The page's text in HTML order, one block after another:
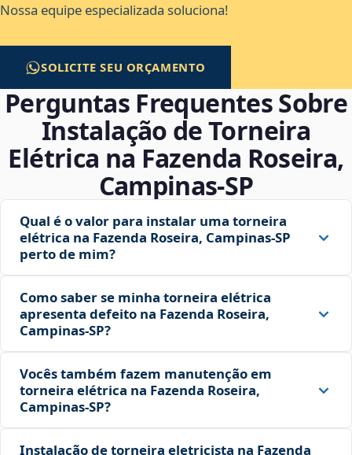
Nossa equipe especializada soluciona!
SOLICITE SEU ORÇAMENTO
Perguntas Frequentes Sobre
Instalação de Torneira
Elétrica na Fazenda Roseira,
Campinas‑SP
Qual é o valor para instalar uma torneira
elétrica na Fazenda Roseira, Campinas‑SP
perto de mim?
Como saber se minha torneira elétrica
apresenta defeito na Fazenda Roseira,
Campinas‑SP?
Vocês também fazem manutenção em
torneira elétrica na Fazenda Roseira,
Campinas‑SP?
Instalação de torneira eletricista na Fazenda